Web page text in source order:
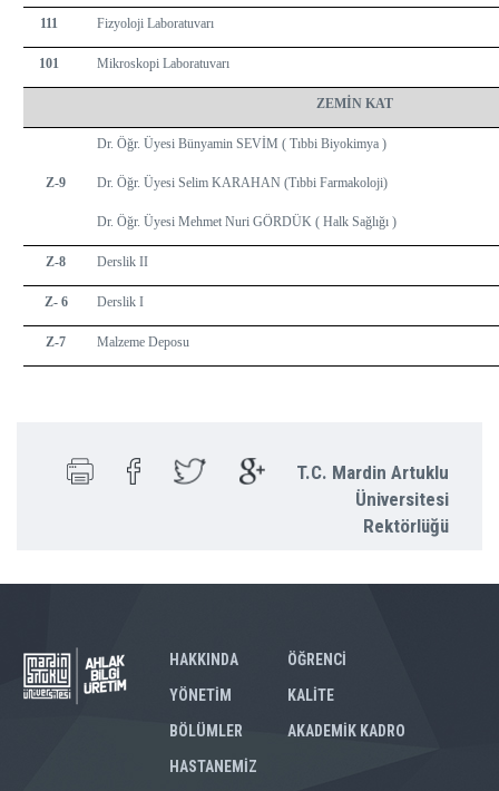
111 Fizyoloji Laboratuvarı
101 Mikroskopi Laboratuvarı
ZEMİN KAT
Z-9
Dr. Öğr. Üyesi Bünyamin SEVİM ( Tıbbi Biyokimya )
Dr. Öğr. Üyesi Selim KARAHAN (Tıbbi Farmakoloji)
Dr. Öğr. Üyesi Mehmet Nuri GÖRDÜK ( Halk Sağlığı )
Z-8 Derslik II
Z- 6 Derslik I
Z-7 Malzeme Deposu
T.C. Mardin Artuklu
Üniversitesi
Rektörlüğü
HAKKINDA
YÖNETİM
BÖLÜMLER
ÖĞRENCİ
KALİTE
AKADEMİK KADRO
HASTANEMİZ